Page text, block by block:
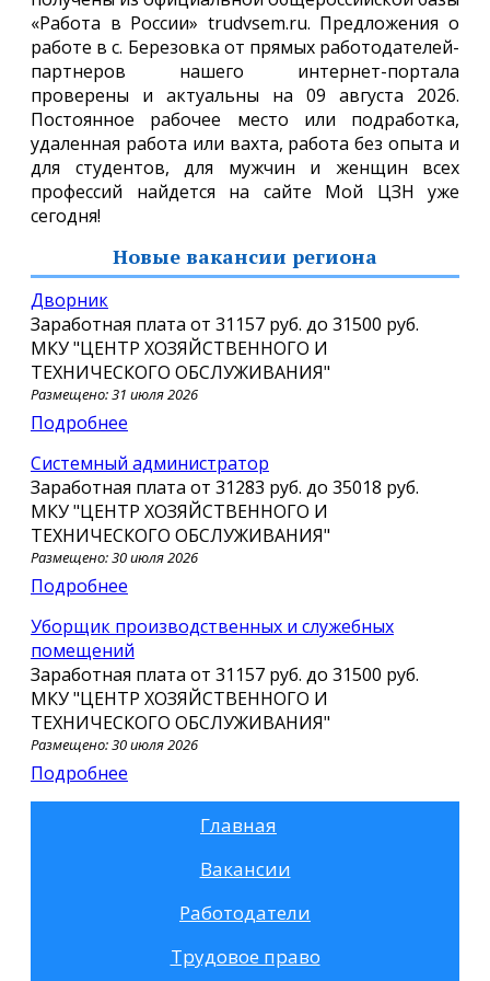
«Работа в России» trudvsem.ru. Предложения о
работе в с. Березовка от прямых работодателей-
партнеров нашего интернет-портала
проверены и актуальны на 09 августа 2026.
Постоянное рабочее место или подработка,
удаленная работа или вахта, работа без опыта и
для студентов, для мужчин и женщин всех
профессий найдется на сайте Мой ЦЗН уже
сегодня!
Новые вакансии региона
Дворник
Заработная плата от 31157 руб. до 31500 руб.
МКУ "ЦЕНТР ХОЗЯЙСТВЕННОГО И
ТЕХНИЧЕСКОГО ОБСЛУЖИВАНИЯ"
Размещено: 31 июля 2026
Подробнее
Системный администратор
Заработная плата от 31283 руб. до 35018 руб.
МКУ "ЦЕНТР ХОЗЯЙСТВЕННОГО И
ТЕХНИЧЕСКОГО ОБСЛУЖИВАНИЯ"
Размещено: 30 июля 2026
Подробнее
Уборщик производственных и служебных
помещений
Заработная плата от 31157 руб. до 31500 руб.
МКУ "ЦЕНТР ХОЗЯЙСТВЕННОГО И
ТЕХНИЧЕСКОГО ОБСЛУЖИВАНИЯ"
Размещено: 30 июля 2026
Подробнее
Главная
Вакансии
Работодатели
Трудовое право